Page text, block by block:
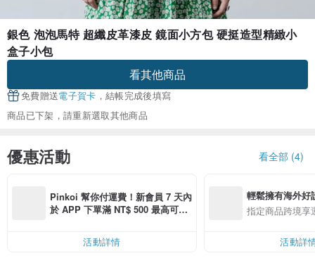
銀色 泡泡馬特 超纖皮革漆皮 鏡面小方包 硬挺造型精緻小
盒子小包
看其他商品
免費贈送電子賀卡 ，結帳完成後填寫
商品已下架，請重新選取其他商品
優惠活動 看全部 (4)
Pinkoi 幫你付運費！新會員 7 天內
於 APP 下單滿 NT$ 500 最高可折
活動詳情
輕鬆擁有海外好
指定商品跨境享
活動詳